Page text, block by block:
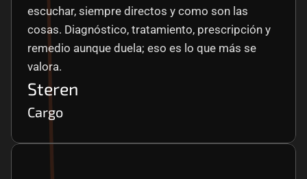
escuchar, siempre directos y como son las
cosas. Diagnóstico, tratamiento, prescripción y
remedio aunque duela; eso es lo que más se
valora.
Steren
Cargo